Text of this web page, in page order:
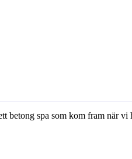
betong spa som kom fram när